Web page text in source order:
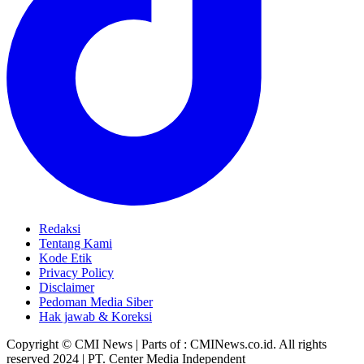
Redaksi
Tentang Kami
Kode Etik
Privacy Policy
Disclaimer
Pedoman Media Siber
Hak jawab & Koreksi
Copyright © CMI News | Parts of : CMINews.co.id. All rights
reserved 2024 | PT. Center Media Independent